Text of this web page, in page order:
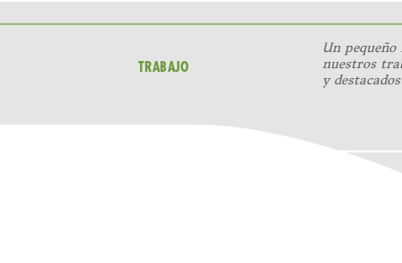
TRABAJO
Un
nuestros
y destacados